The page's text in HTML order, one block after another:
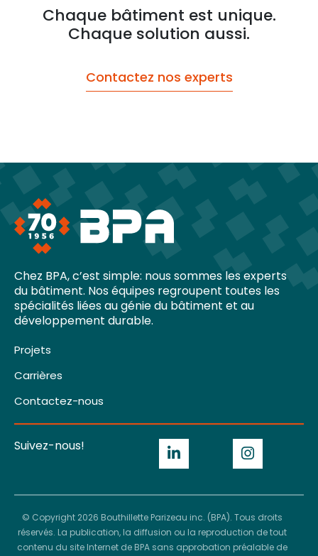
Chaque bâtiment est unique.
Chaque solution aussi.
Contactez nos experts
Chez BPA, c’est simple: nous sommes les experts
du bâtiment. Nos équipes regroupent toutes les
spécialités liées au génie du bâtiment et au
développement durable.
Projets
Carrières
Contactez-nous
Suivez-nous!
© Copyright 2026 Bouthillette Parizeau inc. (BPA). Tous droits
réservés. La publication, la diffusion ou la reproduction de tout
contenu du site Internet de BPA sans approbation préalable de